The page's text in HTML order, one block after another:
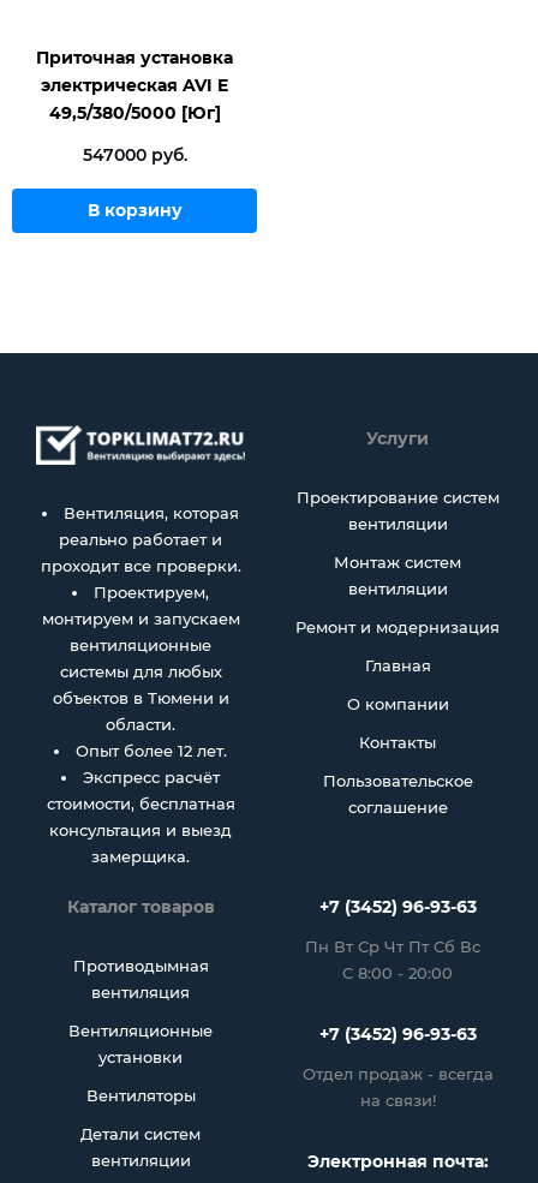
Приточная установка
электрическая AVI E
49,5/380/5000 [Юг]
547000 руб.
В корзину
Вентиляция, которая
реально работает и
проходит все проверки.
Проектируем,
монтируем и запускаем
вентиляционные
системы для любых
объектов в Тюмени и
области.
Опыт более 12 лет.
Экспресс расчёт
стоимости, бесплатная
консультация и выезд
замерщика.
Услуги
Проектирование систем
вентиляции
Монтаж систем
вентиляции
Ремонт и модернизация
Главная
О компании
Контакты
Пользовательское
соглашение
Каталог товаров
Противодымная
вентиляция
Вентиляционные
установки
Вентиляторы
Детали систем
вентиляции
+7 (3452) 96-93-63
Пн Вт Ср Чт Пт Сб Вс
С 8:00 - 20:00
+7 (3452) 96-93-63
Отдел продаж - всегда
на связи!
Электронная почта: